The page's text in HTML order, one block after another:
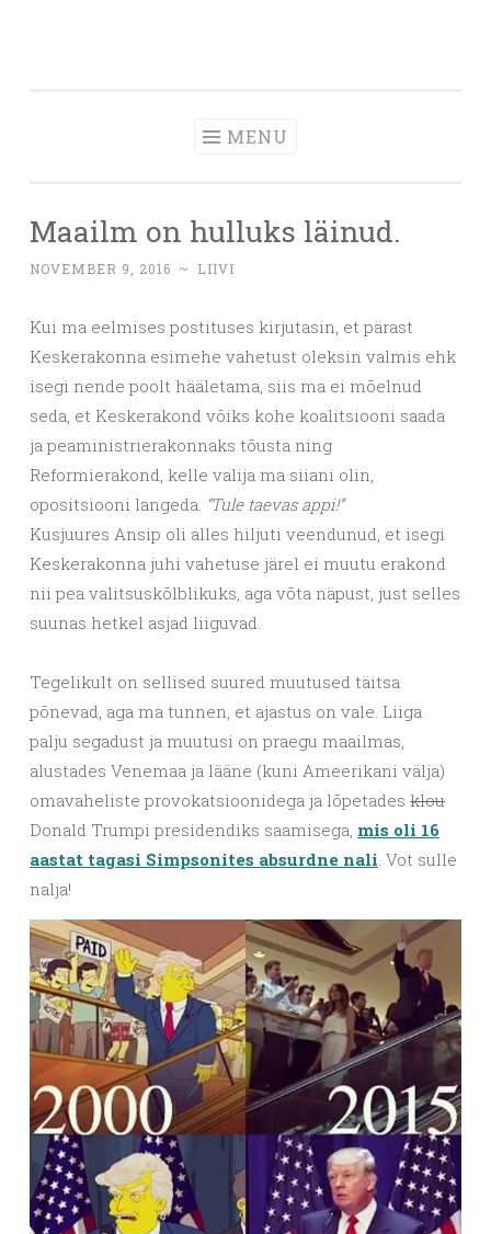
MENU
Maailm on hulluks läinud.
NOVEMBER 9, 2016 ~ LIIVI
Kui ma eelmises postituses kirjutasin, et pärast
Keskerakonna esimehe vahetust oleksin valmis ehk
isegi nende poolt hääletama, siis ma ei mõelnud
seda, et Keskerakond võiks kohe koalitsiooni saada
ja peaministrierakonnaks tõusta ning
Reformierakond, kelle valija ma siiani olin,
opositsiooni langeda. “Tule taevas appi!”
Kusjuures Ansip oli alles hiljuti veendunud, et isegi
Keskerakonna juhi vahetuse järel ei muutu erakond
nii pea valitsuskõlblikuks, aga võta näpust, just selles
suunas hetkel asjad liiguvad.
Tegelikult on sellised suured muutused täitsa
põnevad, aga ma tunnen, et ajastus on vale. Liiga
palju segadust ja muutusi on praegu maailmas,
alustades Venemaa ja lääne (kuni Ameerikani välja)
omavaheliste provokatsioonidega ja lõpetades klou
Donald Trumpi presidendiks saamisega, mis oli 16
aastat tagasi Simpsonites absurdne nali. Vot sulle
nalja!